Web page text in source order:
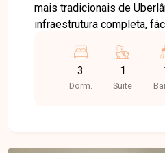
mais tradicionais de
infraestrutura completa,
supermercados, escolas,
e diversos serviços. Uma
para quem busca
3
Dorm.
1
Suite